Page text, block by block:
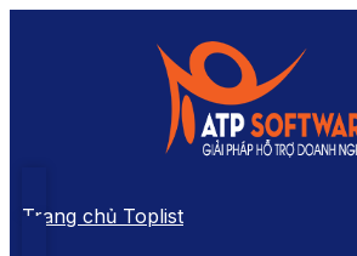
Trang chủ Toplist